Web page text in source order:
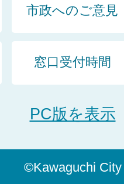
市政へのご意見
窓口受付時間
PC版を表示
©Kawaguchi City